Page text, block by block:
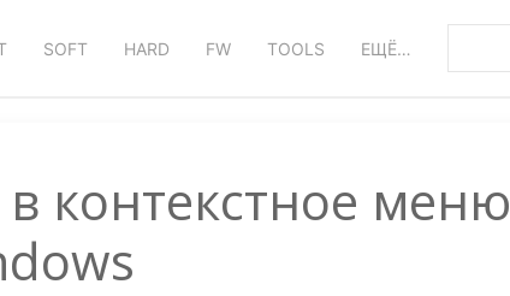
SOFT HARD FW TOOLS ЕЩЁ…
контекстное меню